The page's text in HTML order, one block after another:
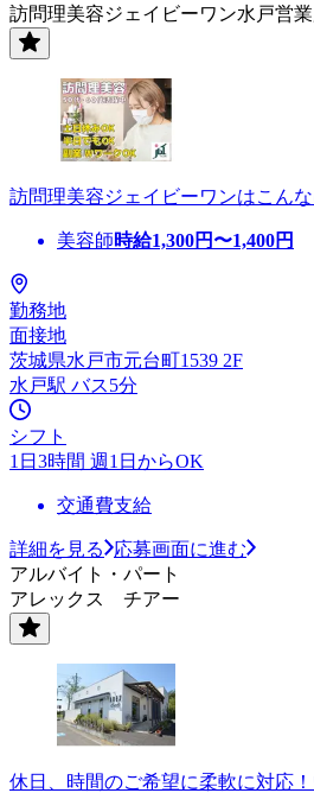
訪問理美容ジェイビーワン水戸営
訪問理美容ジェイビーワンはこんな
美容師時給1,300円〜1,400円
勤務地
面接地
茨城県水戸市元台町1539 2F
水戸駅 バス5分
シフト
1日3時間 週1日からOK
交通費支給
詳細を見る
応募画面に進む
アルバイト・パート
アレックス チアー
休日、時間のご希望に柔軟に対応